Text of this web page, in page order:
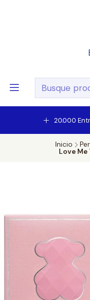
20.000
Inicio
Love Me